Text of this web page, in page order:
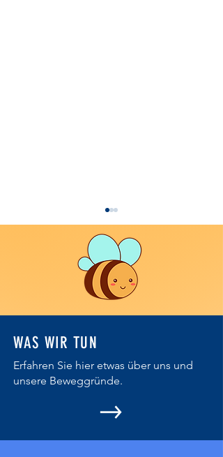
Rettung von Ryu
WAS WIR TUN
Erfahren Sie hier etwas über uns und
unsere Beweggründe.